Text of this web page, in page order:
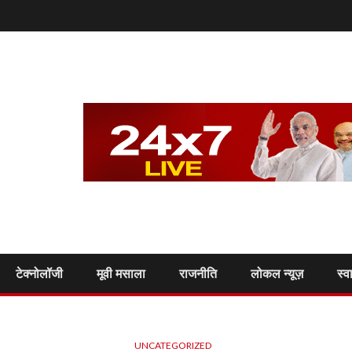
टेक्नोलॉजी मूवी मसाला राजनीति लोकल न्यूज़
UNCATEGORIZED